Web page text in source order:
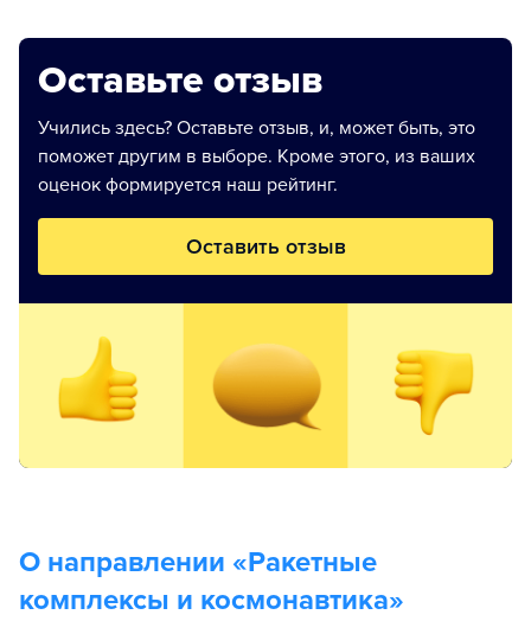
Оставьте отзыв
Учились здесь? Оставьте отзыв, и, может быть, это
поможет другим в выборе. Кроме этого, из ваших
оценок формируется наш рейтинг.
Оставить отзыв
О направлении «Ракетные
комплексы и космонавтика»